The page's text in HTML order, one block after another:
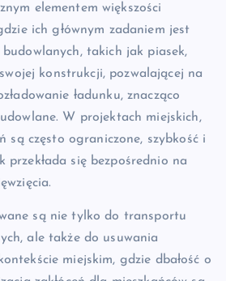
elementem większości
ich głównym zadaniem jest
takich jak piasek,
konstrukcji, pozwalającej na
ładunku, znacząco
W projektach miejskich,
są często ograniczone, szybkość i
przekłada się bezpośrednio na
są nie tylko do transportu
ale także do usuwania
miejskim, gdzie dbałość o